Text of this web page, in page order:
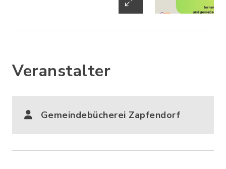
Veranstalter
Gemeindebücherei Zapfendorf